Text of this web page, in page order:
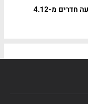
תל בנימין: באותו בניין ירדו ארבעה חדרים מ-4.12